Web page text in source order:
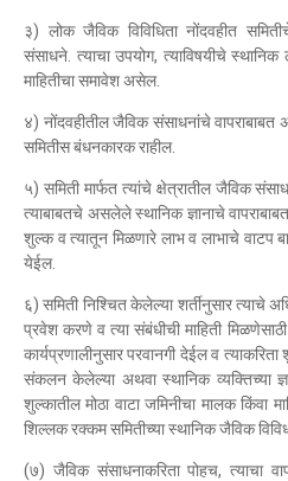
३) लोक जैविक विविधिता नोंदवहीत
संसाधने. त्याचा उपयोग, त्याविषयीचे स्थानिक
माहितीचा समावेश असेल.
४) नोंदवहीतील जैविक संसाधनांचे वापराबाबत
समितीस बंधनकारक राहील.
५) समिती मार्फत त्यांचे क्षेत्रातील जैविक
त्याबाबतचे असलेले स्थानिक ज्ञानाचे
शुल्क व त्यातून मिळणारे लाभ व लाभाचे वाटप
येईल.
६) समिती निश्चित केलेल्या शर्तीनुसार त्याचे
प्रवेश करणे व त्या संबंधीची माहिती
कार्यप्रणालीनुसार परवानगी देईल व
संकलन केलेल्या अथवा स्थानिक व्यक्तिच्या
शुल्कातील मोठा वाटा जमिनीचा मालक किंवा
शिल्लक रक्कम समितीच्या स्थानिक जैविक
(७) जैविक संसाधनाकरिता पोहच, त्याचा